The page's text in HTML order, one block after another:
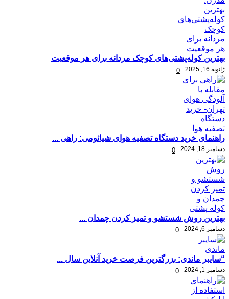
بهترین کوله‌پشتی‌های کوچک مردانه برای هر موقعیت
ژانویه 16, 2025 0
راهنمای خرید دستگاه تصفیه هوای شیائومی: راهی ...
دسامبر 18, 2024 0
بهترین روش شستشو و تمیز کردن چمدان ...
دسامبر 6, 2024 0
“سایبر ماندی: بزرگترین فرصت خرید آنلاین سال ...
دسامبر 1, 2024 0